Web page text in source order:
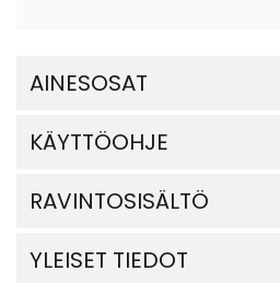
AINESOSAT
KÄYTTÖOHJE
RAVINTOSISÄLTÖ
YLEISET TIEDOT